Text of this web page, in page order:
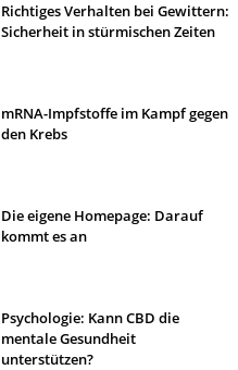
Richtiges Verhalten bei Gewittern:
Sicherheit in stürmischen Zeiten
mRNA-Impfstoffe im Kampf gegen
den Krebs
Die eigene Homepage: Darauf
kommt es an
Psychologie: Kann CBD die
mentale Gesundheit
unterstützen?